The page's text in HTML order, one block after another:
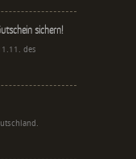
sichern!
des